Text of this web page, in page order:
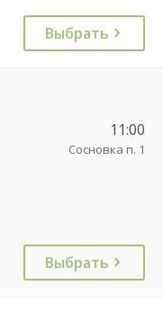
Выбрать
11:00
Сосновка п. 1
Выбрать